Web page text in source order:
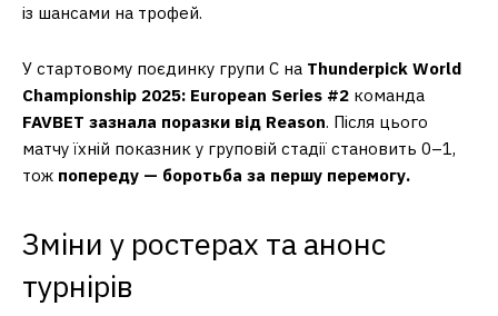
із шансами на трофей.
У стартовому поєдинку групи C на Thunderpick World
Championship 2025: European Series #2 команда
FAVBET зазнала поразки від Reason. Після цього
матчу їхній показник у груповій стадії становить 0–1,
тож попереду — боротьба за першу перемогу.
Зміни у ростерах та анонс
турнірів